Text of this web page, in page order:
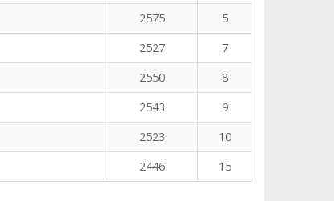
2575
5
2527
7
2550
8
2543
9
2523
10
2446 15